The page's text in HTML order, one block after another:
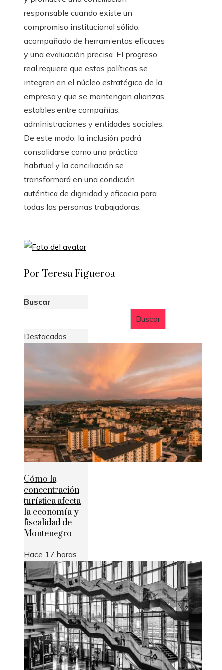
responsable cuando existe un
compromiso institucional sólido,
acompañado de herramientas eficaces
y una evaluación precisa. El progreso
real requiere que estas políticas se
integren en el núcleo estratégico de la
empresa y que se mantengan alianzas
estables entre compañías,
administraciones y entidades sociales.
De este modo, la inclusión podrá
consolidarse como una práctica
habitual y la conciliación se
transformará en una condición
auténtica de dignidad y eficacia para
todas las personas trabajadoras.
Por Teresa Figueroa
Buscar
Buscar
Destacados
Cómo la
concentración
turística afecta
la economía y
fiscalidad de
Montenegro
Hace 17 horas